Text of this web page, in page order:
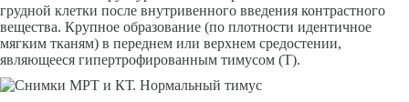
грудной клетки после внутривенного введения контрастного
вещества. Крупное образование (по плотности идентичное
мягким тканям) в переднем или верхнем средостении,
являющееся гипертрофированным тимусом (Т).